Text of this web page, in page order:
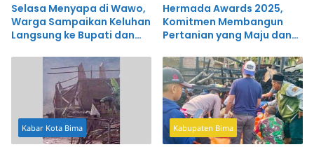
Selasa Menyapa di Wawo,
Warga Sampaikan Keluhan
Langsung ke Bupati dan
Hermada Awards 2025,
Komitmen Membangun
Pertanian yang Maju dan
Kabar Kota Bima Kabupaten Bima